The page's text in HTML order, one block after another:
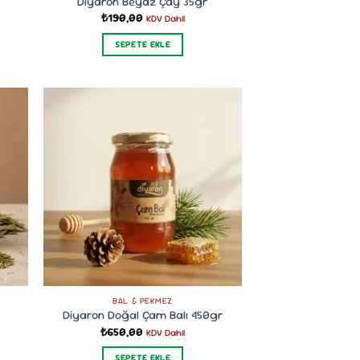
₺190,00 KDV Dahil
SEPETE EKLE
BAL & PEKMEZ
Diyaron Doğal Çam Balı 450gr
₺650,00 KDV Dahil
SEPETE EKLE